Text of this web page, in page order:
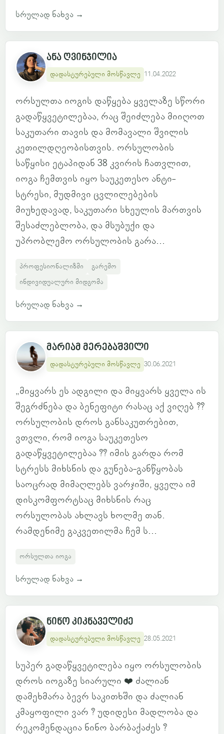
სრულად ნახვა →
ანა ღვინჯილია
დადასტურებული მოსწავლე 11.04.2022
ორსულთა იოგის დაწყება ყველაზე სწორი
გადაწყვეტილებაა, რაც შეიძლება მიიღოთ
საკუთარი თავის და მომავალი შვილის
კეთილდღეობისთვის. ორსულობის
საწყისი ეტაპიდან 38 კვირის ჩათვლით,
იოგა ჩემთვის იყო საუკეთესო ანტი-
სტრესი, მუდმივი ცვლილებების
მიუხედავად, საკუთარი სხეულის მართვის
შესაძლებლობა, და მსუბუქი და
უპრობლემო ორსულობის გარა...
პროფესიონალიზმი
გარემო
ინდივიდუალური მიდგომა
სრულად ნახვა →
მარიამ მერებაშვილი
დადასტურებული მოსწავლე 30.06.2021
„მიყვარს ეს ადგილი და მიყვარს ყველა ის
შეგრძნება და ბენეფიტი რასაც აქ ვიღებ ??
ორსულობის დროს განსაკუთრებით,
ვთვლი, რომ იოგა საუკეთესო
გადაწყვეტილებაა ?? იმის გარდა რომ
სტრესს მიხსნის და გუნება-განწყობას
საოცრად მიმაღლებს ვარჯიში, ყველა იმ
დისკომფორტსაც მიხსნის რაც
ორსულობას ახლავს ხოლმე თან.
რამდენიმე გაკვეთილმა ჩემ ს...
ორსულთა იოგა
სრულად ნახვა →
ნინო კიკნაველიძე
დადასტურებული მოსწავლე 28.05.2021
სუპერ გადაწყვეტილება იყო ორსულობის
დროს იოგაზე სიარული ❤️ ძალიან
დამეხმარა ბევრ საკითხში და ძალიან
კმაყოფილი ვარ ? უდიდესი მადლობა და
რეკომენდაცია ნინო ბარბაქაძეს ?